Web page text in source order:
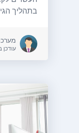
בתהליך
עודכן ב 11/02/2021,